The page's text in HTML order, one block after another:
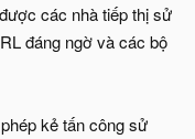
các nhà tiếp thị sử
đáng ngờ và các bộ
kẻ tấn công sử